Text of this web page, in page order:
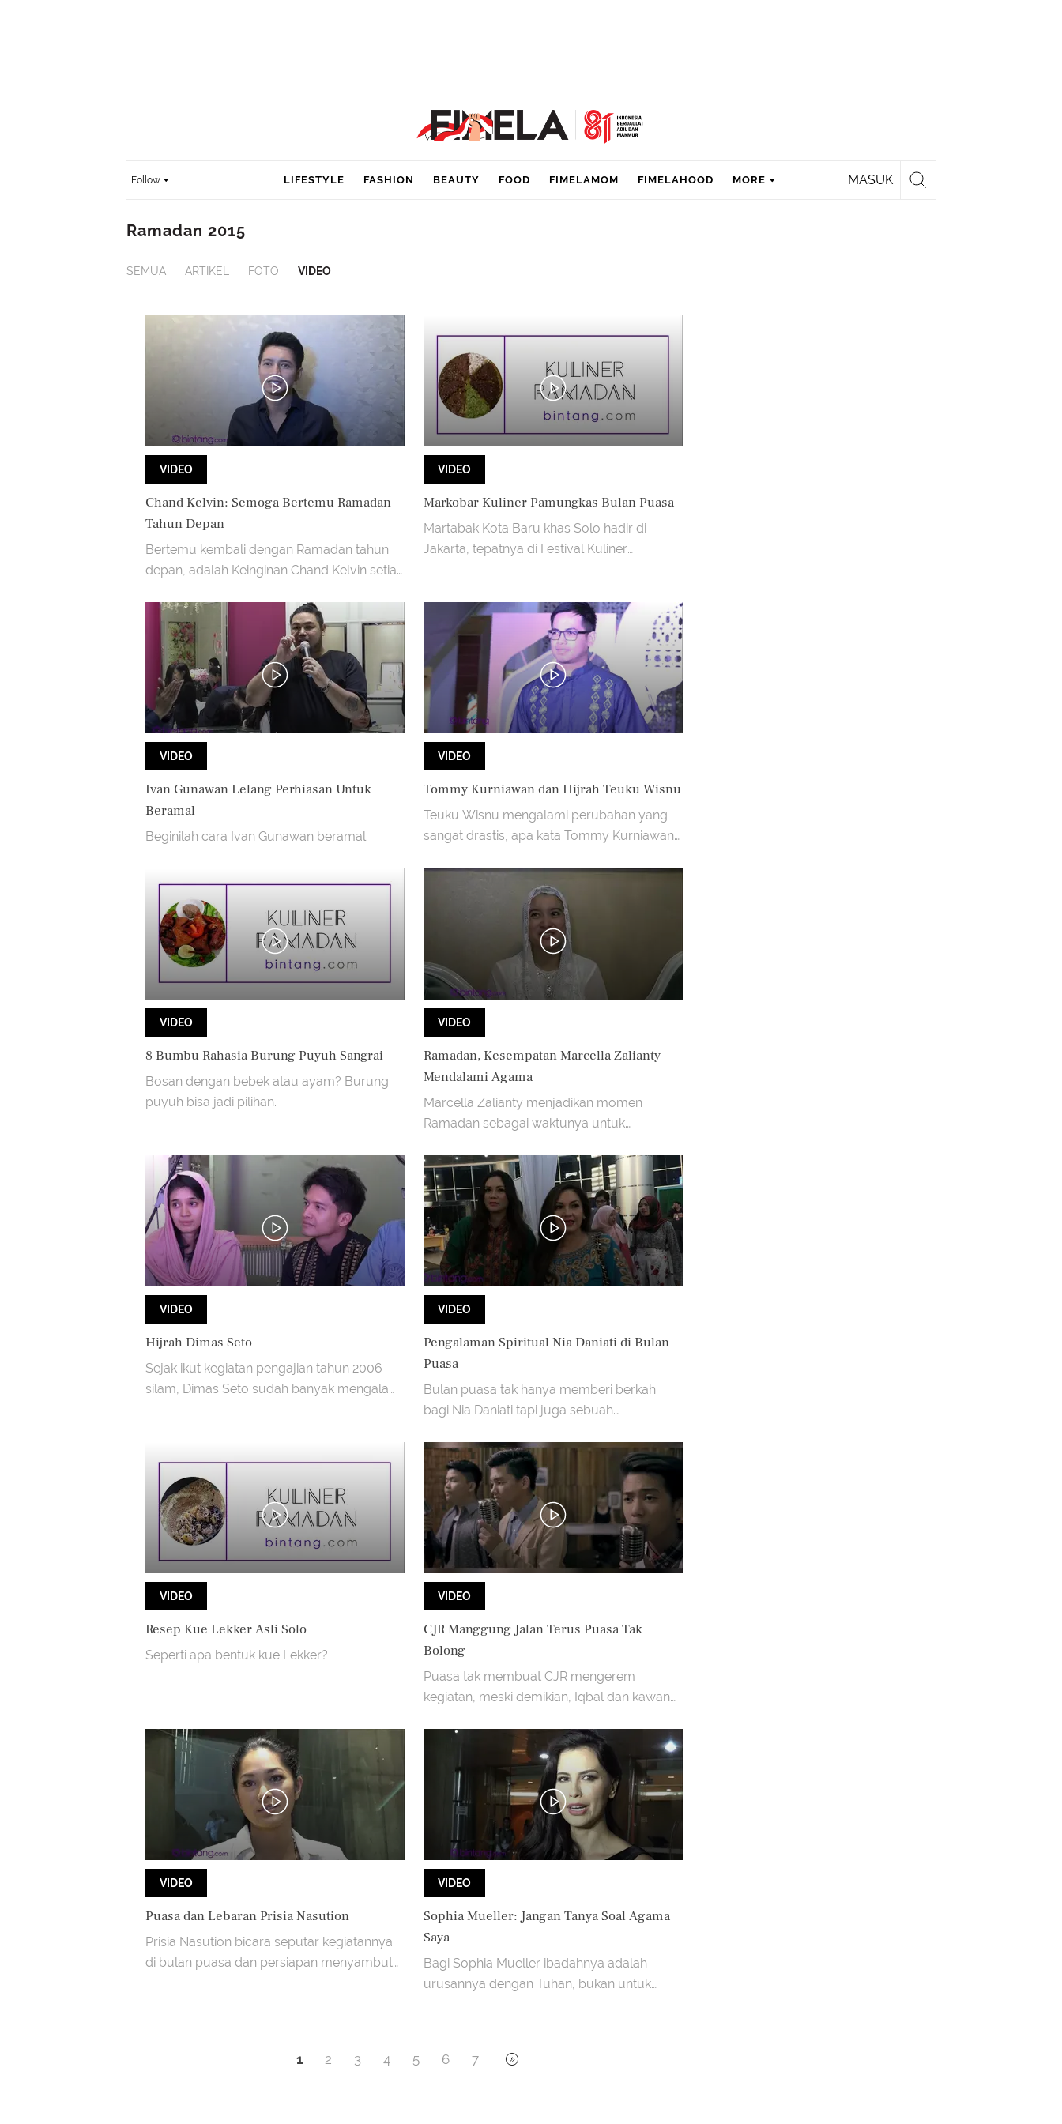
Follow MASUK
LIFESTYLE FASHION BEAUTY FOOD FIMELAMOM FIMELAHOOD MORE
Ramadan 2015
SEMUA ARTIKEL FOTO VIDEO
VIDEO
Chand Kelvin: Semoga Bertemu Ramadan
Tahun Depan
Bertemu kembali dengan Ramadan tahun
depan, adalah Keinginan Chand Kelvin setiap
VIDEO
Markobar Kuliner Pamungkas Bulan Puasa
Martabak Kota Baru khas Solo hadir di
Jakarta, tepatnya di Festival Kuliner
VIDEO
Ivan Gunawan Lelang Perhiasan Untuk
Beramal
Beginilah cara Ivan Gunawan beramal
VIDEO
Tommy Kurniawan dan Hijrah Teuku Wisnu
Teuku Wisnu mengalami perubahan yang
sangat drastis, apa kata Tommy Kurniawan
VIDEO
8 Bumbu Rahasia Burung Puyuh Sangrai
Bosan dengan bebek atau ayam? Burung
puyuh bisa jadi pilihan.
VIDEO
Ramadan, Kesempatan Marcella Zalianty
Mendalami Agama
Marcella Zalianty menjadikan momen
Ramadan sebagai waktunya untuk
VIDEO
Hijrah Dimas Seto
Sejak ikut kegiatan pengajian tahun 2006
silam, Dimas Seto sudah banyak mengalami
VIDEO
Pengalaman Spiritual Nia Daniati di Bulan
Puasa
Bulan puasa tak hanya memberi berkah
bagi Nia Daniati tapi juga sebuah
VIDEO
Resep Kue Lekker Asli Solo
Seperti apa bentuk kue Lekker?
VIDEO
CJR Manggung Jalan Terus Puasa Tak
Bolong
Puasa tak membuat CJR mengerem
kegiatan, meski demikian, Iqbal dan kawan
puasa.
VIDEO
Puasa dan Lebaran Prisia Nasution
Prisia Nasution bicara seputar kegiatannya
di bulan puasa dan persiapan menyambut
VIDEO
Sophia Mueller: Jangan Tanya Soal Agama
Saya
Bagi Sophia Mueller ibadahnya adalah
urusannya dengan Tuhan, bukan untuk
1 2 3 4 5 6 7